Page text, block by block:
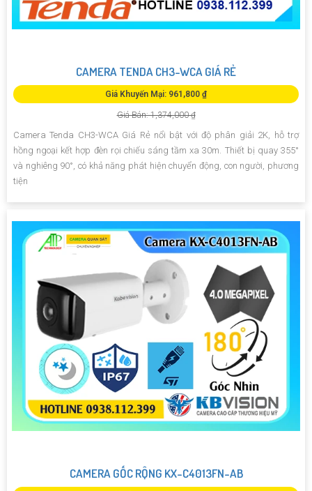
CAMERA TENDA CH3-WCA GIÁ RẺ
Giá Khuyến Mại: 961,800 ₫
Giá Bán: 1,374,000 ₫
Camera Tenda CH3-WCA Giá Rẻ nổi bật với độ phân giải 2K, hỗ trợ
hồng ngoại kết hợp đèn rọi chiếu sáng tầm xa 30m. Thiết bị quay 355°
và nghiêng 90°, có khả năng phát hiện chuyển động, con người, phương
tiện
CAMERA GỐC RỘNG KX-C4013FN-AB